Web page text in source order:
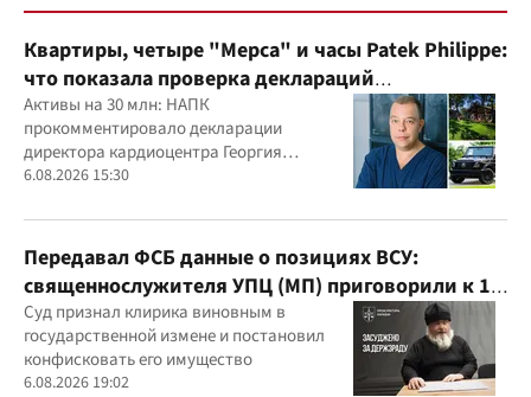
Квартиры, четыре "Мерса" и часы Patek Philippe:
что показала проверка деклараций
руководителя детского кардиоцентра
Маньковского и что говорит НАПК?
Активы на 30 млн: НАПК
прокомментировало декларации
директора кардиоцентра Георгия
Маньковского
6.08.2026 15:30
Передавал ФСБ данные о позициях ВСУ:
священнослужителя УПЦ (МП) приговорили к 15
годам
Суд признал клирика виновным в
государственной измене и постановил
конфисковать его имущество
6.08.2026 19:02